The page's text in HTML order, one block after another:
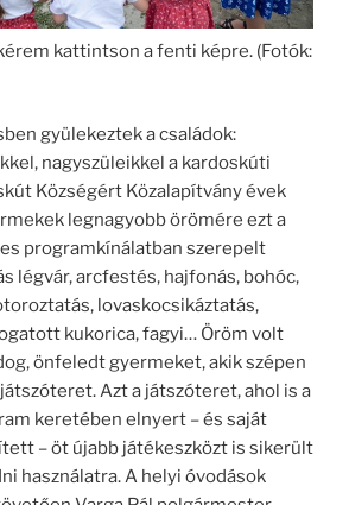
kattintson a fenti képre. (Fotók:
gyülekeztek a családok:
nagyszüleikkel a kardoskúti
Községért Közalapítvány évek
legnagyobb örömére ezt a
programkínálatban szerepelt
légvár, arcfestés, hajfonás, bohóc,
lovaskocsikáztatás,
kukorica, fagyi… Öröm volt
önfeledt gyermeket, akik szépen
Azt a játszóteret, ahol is a
keretében elnyert – és saját
– öt újabb játékeszközt is sikerült
használatra. A helyi óvodások